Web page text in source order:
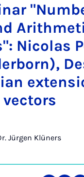
Ni­co­las
Jürgen Klüners